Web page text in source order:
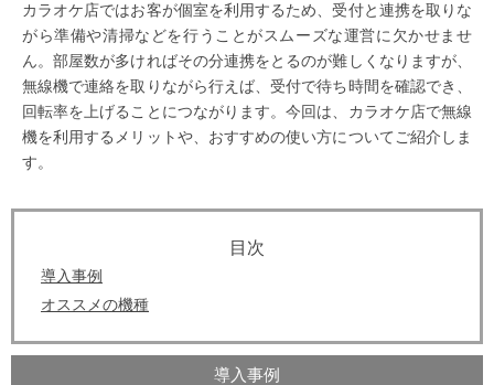
カラオケ店ではお客が個室を利用するため、受付と連携を取りな
がら準備や清掃などを行うことがスムーズな運営に欠かせませ
ん。部屋数が多ければその分連携をとるのが難しくなりますが、
無線機で連絡を取りながら行えば、受付で待ち時間を確認でき、
回転率を上げることにつながります。今回は、カラオケ店で無線
機を利用するメリットや、おすすめの使い方についてご紹介しま
す。
導入事例
オススメの機種
導入事例